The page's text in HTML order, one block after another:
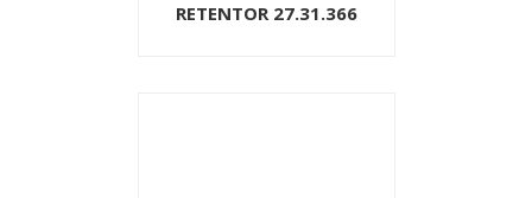
RETENTOR 27.31.366